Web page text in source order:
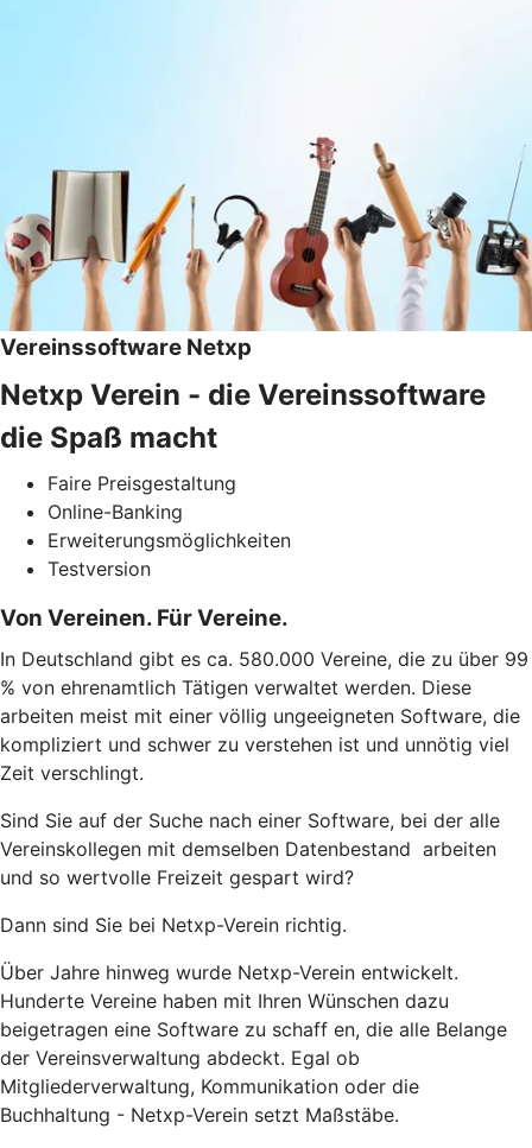
Vereinssoftware Netxp
Netxp Verein - die Vereinssoftware
die Spaß macht
Faire Preisgestaltung
Online-Banking
Erweiterungsmöglichkeiten
Testversion
Von Vereinen. Für Vereine.
In Deutschland gibt es ca. 580.000 Vereine, die zu über 99
% von ehrenamtlich Tätigen verwaltet werden. Diese
arbeiten meist mit einer völlig ungeeigneten Software, die
kompliziert und schwer zu verstehen ist und unnötig viel
Zeit verschlingt.
Sind Sie auf der Suche nach einer Software, bei der alle
Vereinskollegen mit demselben Datenbestand arbeiten
und so wertvolle Freizeit gespart wird?
Dann sind Sie bei Netxp-Verein richtig.
Über Jahre hinweg wurde Netxp-Verein entwickelt.
Hunderte Vereine haben mit Ihren Wünschen dazu
beigetragen eine Software zu schaff en, die alle Belange
der Vereinsverwaltung abdeckt. Egal ob
Mitgliederverwaltung, Kommunikation oder die
Buchhaltung - Netxp-Verein setzt Maßstäbe.